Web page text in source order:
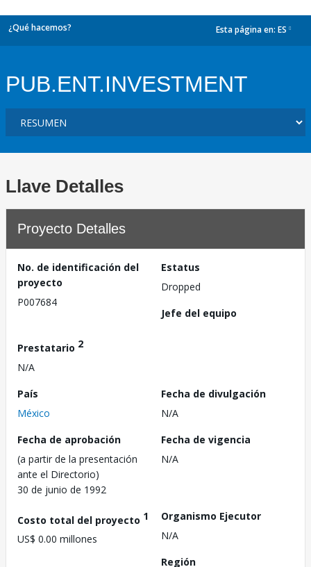
¿Qué hacemos? Esta página en: ES
PUB.ENT.INVESTMENT
Llave Detalles
Proyecto Detalles
No. de identificación del
proyecto
P007684
Estatus
Dropped
Jefe del equipo
Prestatario 2
N/A
País
México
Fecha de divulgación
N/A
Fecha de aprobación
(a partir de la presentación
ante el Directorio)
30 de junio de 1992
Fecha de vigencia
N/A
Costo total del proyecto 1
US$ 0.00 millones
Organismo Ejecutor
N/A
Región